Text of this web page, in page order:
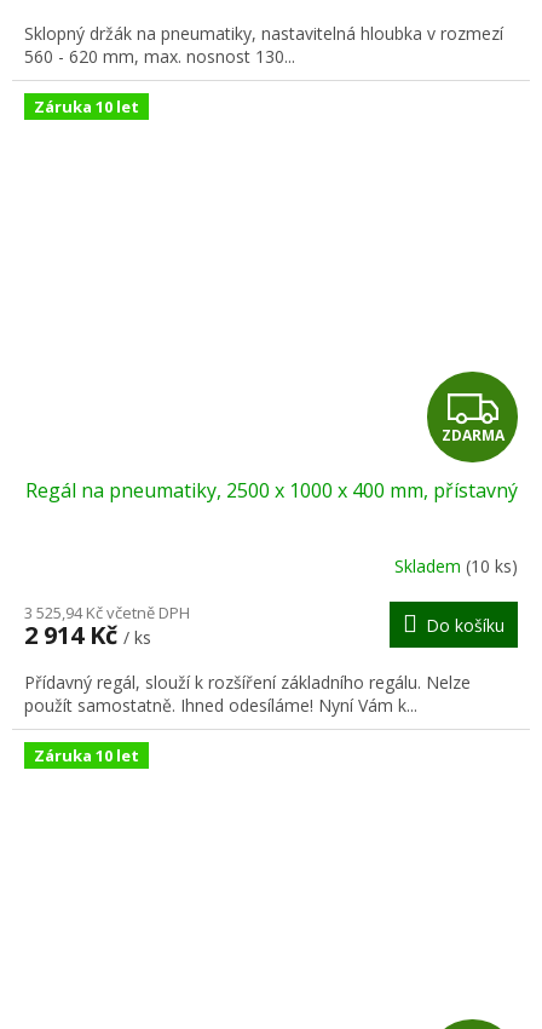
A
Sklopný držák na pneumatiky, nastavitelná hloubka v rozmezí
560 - 620 mm, max. nosnost 130...
Záruka 10 let
Z
D
A
R
M
A
ZDARMA
Regál na pneumatiky, 2500 x 1000 x 400 mm, přístavný
Skladem (10 ks)
3 525,94 Kč včetně DPH
2 914 Kč / ks
Do košíku
Přídavný regál, slouží k rozšíření základního regálu. Nelze
použít samostatně. Ihned odesíláme! Nyní Vám k...
Záruka 10 let